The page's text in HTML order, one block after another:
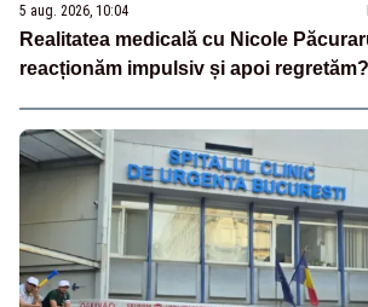
5 aug. 2026, 10:04
Realitatea medicală cu Nicole
reacționăm impulsiv și apoi regretăm?